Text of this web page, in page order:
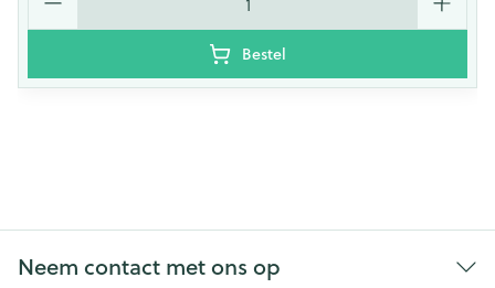
Bestel
Neem contact met ons op